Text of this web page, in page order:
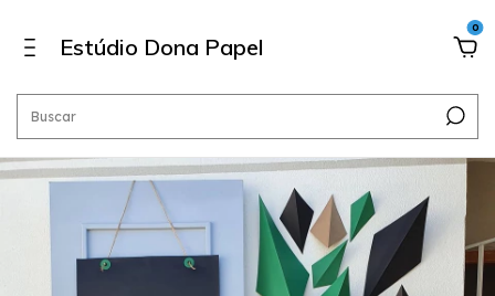
Estúdio Dona Papel
0